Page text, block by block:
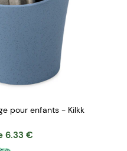
pour enfants - Kilkk
6.33 €